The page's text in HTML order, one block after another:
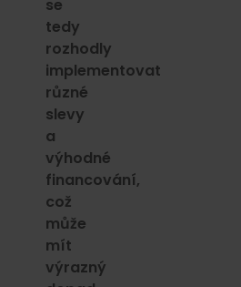
se
tedy
rozhodly
implementovat
různé
slevy
a
výhodné
financování,
což
může
mít
výrazný